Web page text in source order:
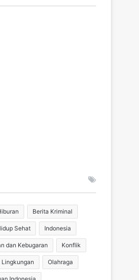
Berita Kriminal
Sehat Indonesia
dan Kebugaran Konflik
Lingkungan Olahraga